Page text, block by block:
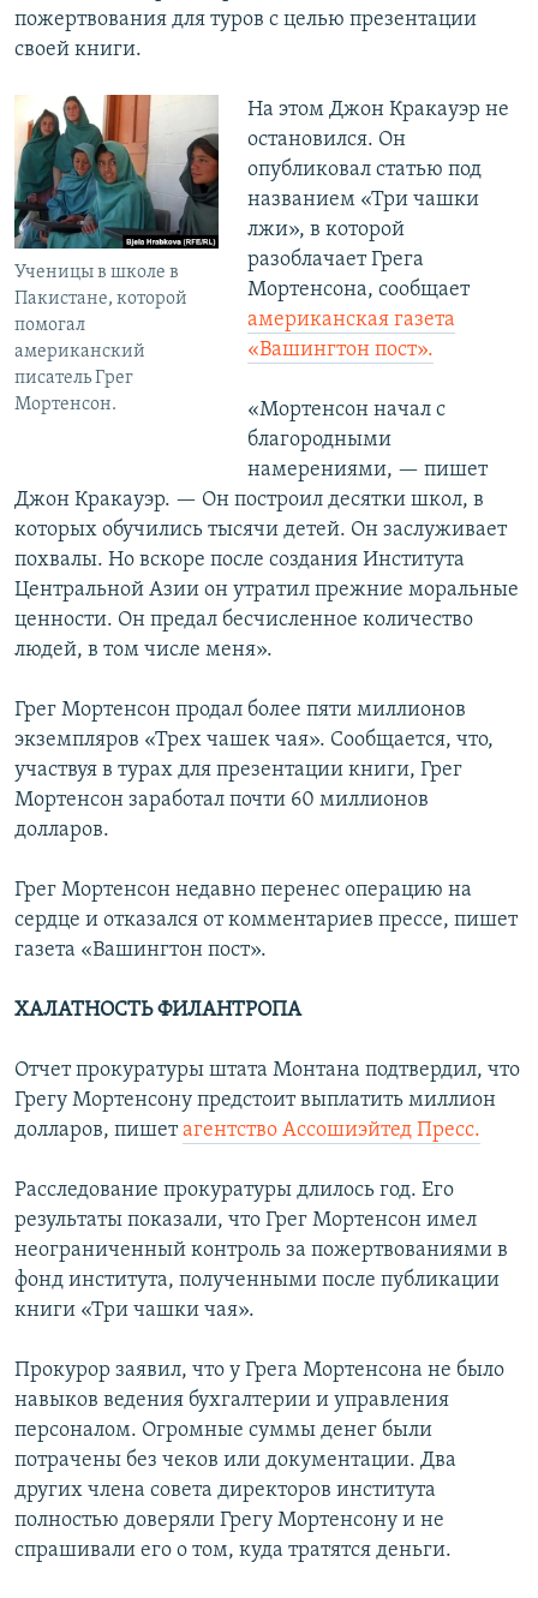
пожертвования для туров с целью презентации
своей книги.
Ученицы в школе в
Пакистане, которой
помогал
американский
писатель Грег
Мортенсон.
На этом Джон Кракауэр не
остановился. Он
опубликовал статью под
названием «Три чашки
лжи», в которой
разоблачает Грега
Мортенсона, сообщает
американская газета
«Вашингтон пост».
«Мортенсон начал с
благородными
намерениями, — пишет
Джон Кракауэр. — Он построил десятки школ, в
которых обучились тысячи детей. Он заслуживает
похвалы. Но вскоре после создания Института
Центральной Азии он утратил прежние моральные
ценности. Он предал бесчисленное количество
людей, в том числе меня».
Грег Мортенсон продал более пяти миллионов
экземпляров «Трех чашек чая». Сообщается, что,
участвуя в турах для презентации книги, Грег
Мортенсон заработал почти 60 миллионов
долларов.
Грег Мортенсон недавно перенес операцию на
сердце и отказался от комментариев прессе, пишет
газета «Вашингтон пост».
ХАЛАТНОСТЬ ФИЛАНТРОПА
Отчет прокуратуры штата Монтана подтвердил, что
Грегу Мортенсону предстоит выплатить миллион
долларов, пишетагентство Ассошиэйтед Пресс.
Расследование прокуратуры длилось год. Его
результаты показали, что Грег Мортенсон имел
неограниченный контроль за пожертвованиями в
фонд института, полученными после публикации
книги «Три чашки чая».
Прокурор заявил, что у Грега Мортенсона не было
навыков ведения бухгалтерии и управления
персоналом. Огромные суммы денег были
потрачены без чеков или документации. Два
других члена совета директоров института
полностью доверяли Грегу Мортенсону и не
спрашивали его о том, куда тратятся деньги.